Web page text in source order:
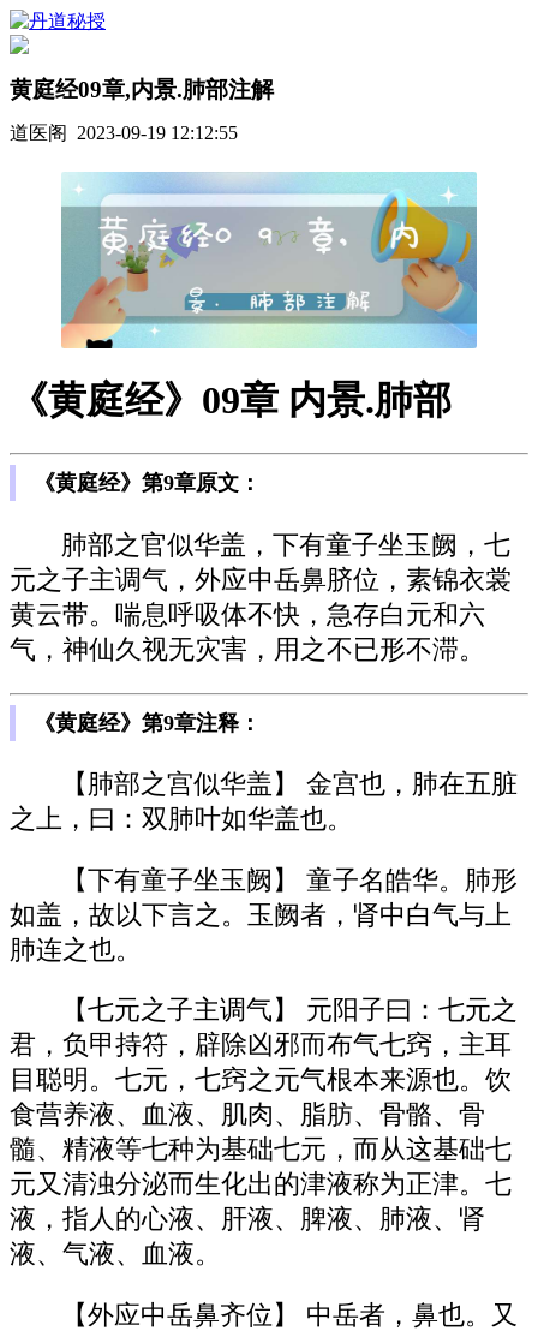
黄庭经09章,内景.肺部注解
道医阁 2023-09-19 12:12:55
《黄庭经》09章 内景.肺部
《黄庭经》第9章原文：
肺部之官似华盖，下有童子坐玉阙，七
元之子主调气，外应中岳鼻脐位，素锦衣裳
黄云带。喘息呼吸体不快，急存白元和六
气，神仙久视无灾害，用之不已形不滞。
《黄庭经》第9章注释：
【肺部之宫似华盖】 金宫也，肺在五脏
之上，曰：双肺叶如华盖也。
【下有童子坐玉阙】 童子名皓华。肺形
如盖，故以下言之。玉阙者，肾中白气与上
肺连之也。
【七元之子主调气】 元阳子曰：七元之
君，负甲持符，辟除凶邪而布气七窍，主耳
目聪明。七元，七窍之元气根本来源也。饮
食营养液、血液、肌肉、脂肪、骨骼、骨
髓、精液等七种为基础七元，而从这基础七
元又清浊分泌而生化出的津液称为正津。七
液，指人的心液、肝液、脾液、肺液、肾
液、气液、血液。
【外应中岳鼻齐位】 中岳者，鼻也。又